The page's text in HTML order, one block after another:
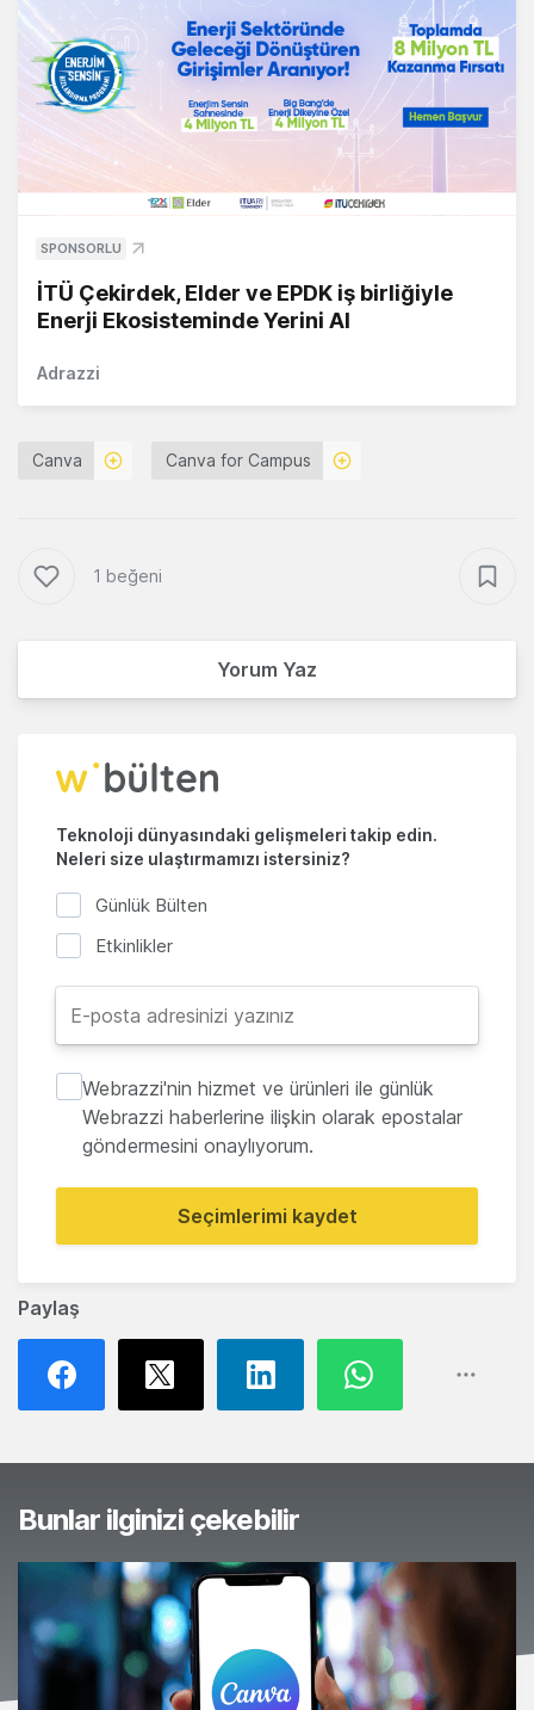
Paylaş
SPONSORLU
İTÜ Çekirdek, Elder ve EPDK iş birliğiyle
Enerji Ekosisteminde Yerini Al
Adrazzi
Canva Canva for Campus
1 beğeni
Yorum Yaz
Teknoloji dünyasındaki gelişmeleri takip edin.
Neleri size ulaştırmamızı istersiniz?
Günlük Bülten
Etkinlikler
Webrazzi'nin hizmet ve ürünleri ile günlük
Webrazzi haberlerine ilişkin olarak epostalar
göndermesini onaylıyorum.
Seçimlerimi kaydet
Bunlar ilginizi çekebilir